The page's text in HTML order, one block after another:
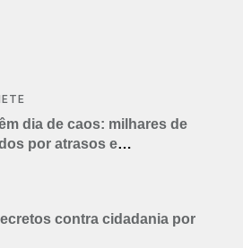
dia de caos: milhares de
por atrasos e
contra cidadania por